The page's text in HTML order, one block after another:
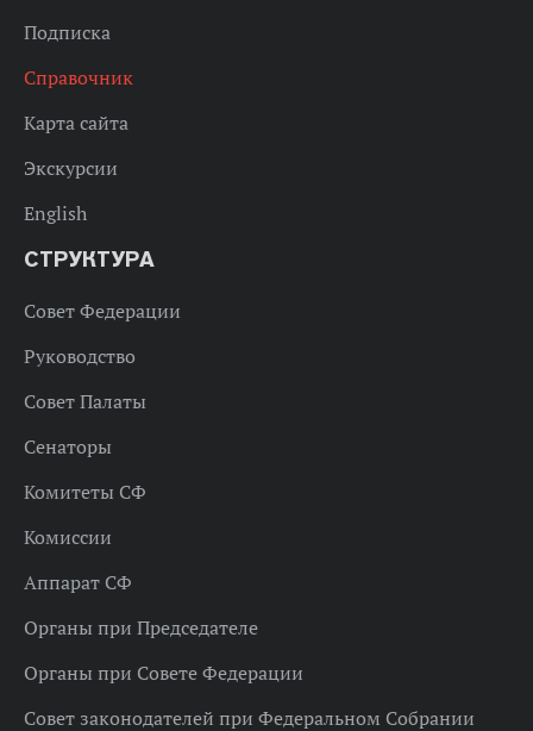
Подписка
Справочник
Карта сайта
Экскурсии
English
СТРУКТУРА
Совет Федерации
Руководство
Совет Палаты
Сенаторы
Комитеты СФ
Комиссии
Аппарат СФ
Органы при Председателе
Органы при Совете Федерации
Совет законодателей при Федеральном Собрании